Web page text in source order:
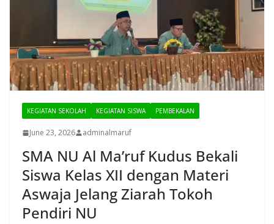
KEGIATAN SEKOLAH KEGIATAN SISWA PEMBEKALAN
June 23, 2026 adminalmaruf
SMA NU Al Ma’ruf Kudus Bekali
Siswa Kelas XII dengan Materi
Aswaja Jelang Ziarah Tokoh
Pendiri NU